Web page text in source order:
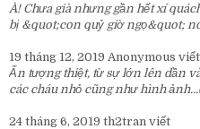
À! Chưa già nhưng gần hết xí
bị &quot;con quỷ giờ ngọ&quot;
19 tháng 12, 2019 Anonymous viết
Ấn tượng thiệt, từ sự lớn lên dần
các cháu nhỏ cũng như hình ảnh...
24 tháng 6, 2019 th2tran viết